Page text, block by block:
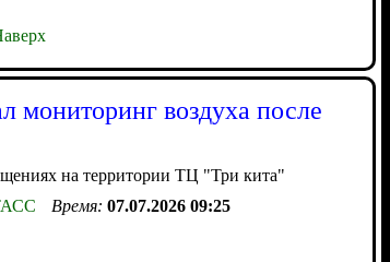
мониторинг воздуха после
на территории ТЦ "Три кита"
Время: 07.07.2026 09:25